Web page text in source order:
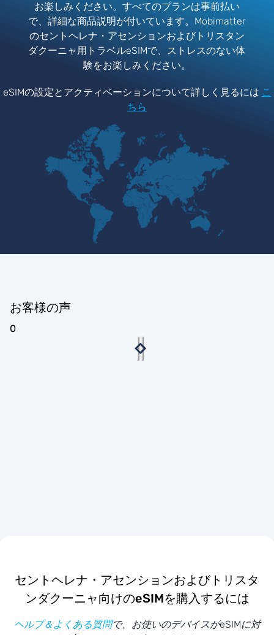
お楽しみください。すべてのプランは事前払い
で、詳細な商品説明が付いています。Mobimatter
のセントヘレナ・アセンションおよびトリスタン
ダクーニャ用トラベルeSIMで、ストレスのない体
験をお楽しみください。
eSIMの設定とアクティベーションについて詳しく見るには こ
ちら
お客様の声
0
セントヘレナ・アセンションおよびトリスタ
ンダクーニャ向けのeSIMを購入するには
ヘルプ＆よくある質問で、お使いのデバイスがeSIMに対